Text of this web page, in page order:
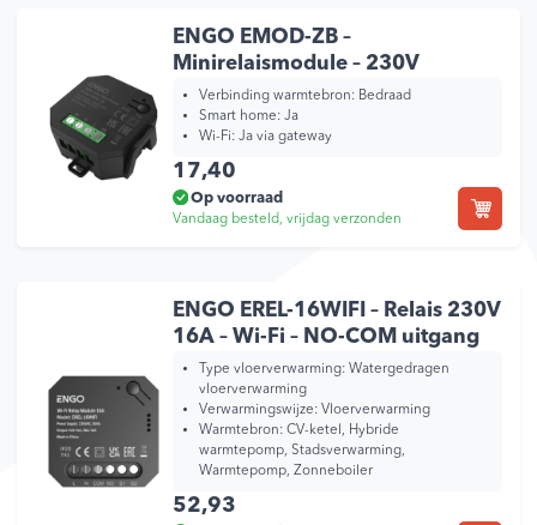
ENGO EMOD-ZB –
Minirelaismodule – 230V
Verbinding warmtebron: Bedraad
Smart home: Ja
Wi-Fi: Ja via gateway
17,40
Op voorraad
Vandaag besteld, vrijdag verzonden
ENGO EREL-16WIFI – Relais 230V
16A – Wi-Fi – NO-COM uitgang
Type vloerverwarming: Watergedragen
vloerverwarming
Verwarmingswijze: Vloerverwarming
Warmtebron: CV-ketel, Hybride
warmtepomp, Stadsverwarming,
Warmtepomp, Zonneboiler
52,93